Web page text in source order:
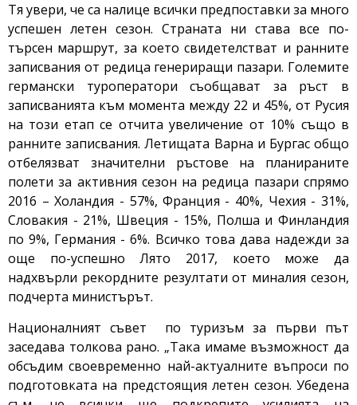
Тя увери, че са налице всички предпоставки за много
успешен летен сезон. Страната ни става все по-
търсен маршрут, за което свидетелстват и ранните
записвания от редица генериращи пазари. Големите
германски туроператори съобщават за ръст в
записванията към момента между 22 и 45%, от Русия
на този етап се отчита увеличение от 10% също в
ранните записвания. Летищата Варна и Бургас общо
отбелязват значителни ръстове на планираните
полети за активния сезон на редица пазари спрямо
2016 – Холандия - 57%, Франция - 40%, Чехия - 31%,
Словакия - 21%, Швеция - 15%, Полша и Финландия
по 9%, Германия - 6%. Всичко това дава надежди за
още по-успешно Лято 2017, което може да
надхвърли рекордните резултати от миналия сезон,
подчерта министърът.
Националният съвет по туризъм за първи път
заседава толкова рано. „Така имаме възможност да
обсъдим своевременно най-актуалните въпроси по
подготовката на предстоящия летен сезон. Убедена